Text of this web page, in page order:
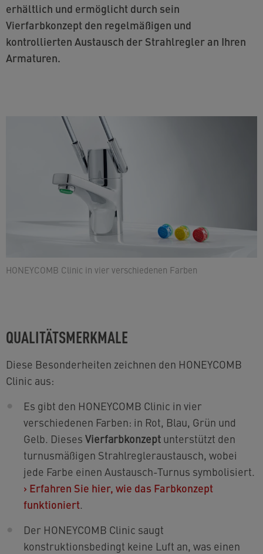
erhältlich und ermöglicht durch sein
Vierfarbkonzept den regelmäßigen und
kontrollierten Austausch der Strahlregler an Ihren
Armaturen.
HONEYCOMB Clinic in vier verschiedenen Farben
QUALITÄTSMERKMALE
Diese Besonderheiten zeichnen den HONEYCOMB
Clinic aus:
Es gibt den HONEYCOMB Clinic in vier
verschiedenen Farben: in Rot, Blau, Grün und
Gelb. Dieses Vierfarbkonzept unterstützt den
turnusmäßigen Strahlregleraustausch, wobei
jede Farbe einen Austausch-Turnus symbolisiert.
› Erfahren Sie hier, wie das Farbkonzept
funktioniert.
Der HONEYCOMB Clinic saugt
konstruktionsbedingt keine Luft an, was einen